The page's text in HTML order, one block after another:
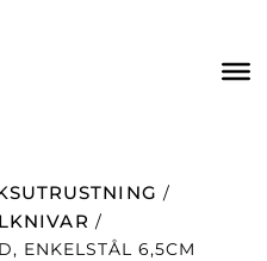
/
/
ENKELSTÅL 6,5CM